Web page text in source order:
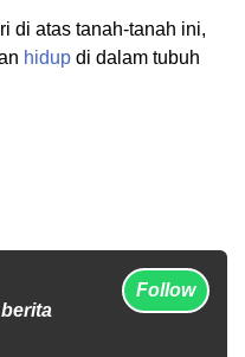
di atas tanah-tanah ini,
hidup di dalam tubuh
Follow